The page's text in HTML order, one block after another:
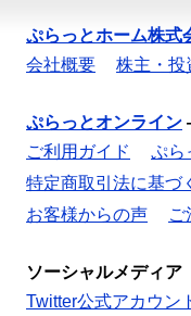
ぷらっとホーム株式
会社概要
株主・投
ぷらっとオンライン
ご利用ガイド
ぷら
特定商取引法に基づ
お客様からの声
ご
ソーシャルメディア
Twitter公式アカウン